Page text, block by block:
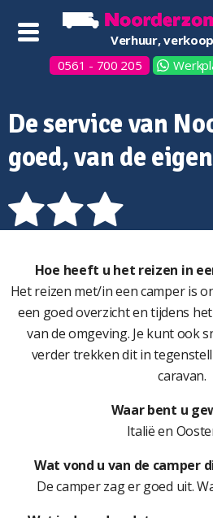
Verhuur,
0561 - 700 205
De service van
goed, van de
Hoe heeft u het reizen in
Het reizen met/in een camper is
een goed overzicht en tijdens
van de omgeving. Je kunt ook
verder trekken dit in
caravan.
Waar bent u
Italië en
Wat vond u van de camper
De camper zag er goed uit.